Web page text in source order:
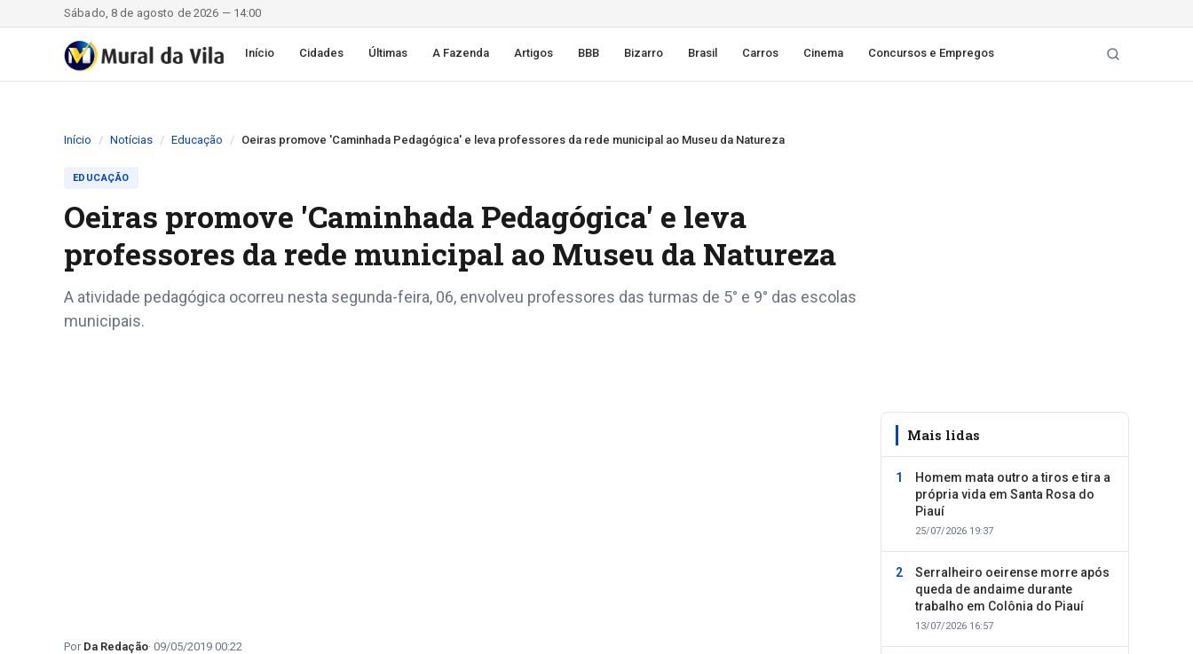
Sábado, 8 de agosto de 2026 — 14:00
Início Cidades Últimas A Fazenda Artigos BBB Bizarro Brasil Carros Cinema Concursos e Empregos
Início Notícias Educação Oeiras promove 'Caminhada Pedagógica' e leva professores da rede municipal ao Museu da Natureza
EDUCAÇÃO
Oeiras promove 'Caminhada Pedagógica' e leva
professores da rede municipal ao Museu da Natureza
A atividade pedagógica ocorreu nesta segunda-feira, 06, envolveu professores das turmas de 5° e 9° das escolas
municipais.
Da Redação 09/05/2019 00:22
Mais lidas
Homem mata outro a tiros e tira a
própria vida em Santa Rosa do
Piauí
25/07/2026 19:37
Serralheiro oeirense morre após
queda de andaime durante
trabalho em Colônia do Piauí
13/07/2026 16:57